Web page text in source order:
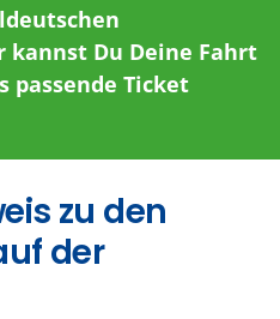
kannst Du Deine Fahrt
passende Ticket
zu den
der